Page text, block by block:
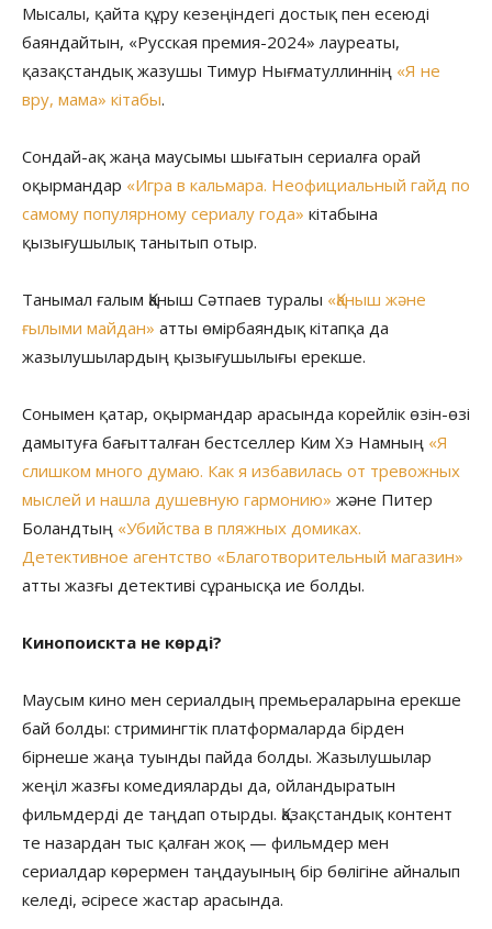
Мысалы, қайта құру кезеңіндегі достық пен есеюді
баяндайтын, «Русская премия-2024» лауреаты,
қазақстандық жазушы Тимур Нығматуллиннің «Я не
вру, мама» кітабы.
Сондай-ақ жаңа маусымы шығатын сериалға орай
оқырмандар «Игра в кальмара. Неофициальный гайд по
самому популярному сериалу года» кітабына
қызығушылық танытып отыр.
Танымал ғалым Қаныш Сәтпаев туралы «Қаныш және
ғылыми майдан» атты өмірбаяндық кітапқа да
жазылушылардың қызығушылығы ерекше.
Сонымен қатар, оқырмандар арасында корейлік өзін-өзі
дамытуға бағытталған бестселлер Ким Хэ Намның «Я
слишком много думаю. Как я избавилась от тревожных
мыслей и нашла душевную гармонию» және Питер
Боландтың «Убийства в пляжных домиках.
Детективное агентство «Благотворительный магазин»
атты жазғы детективі сұранысқа ие болды.
Кинопоискта не көрді?
Маусым кино мен сериалдың премьераларына ерекше
бай болды: стримингтік платформаларда бірден
бірнеше жаңа туынды пайда болды. Жазылушылар
жеңіл жазғы комедияларды да, ойландыратын
фильмдерді де таңдап отырды. Қазақстандық контент
те назардан тыс қалған жоқ — фильмдер мен
сериалдар көрермен таңдауының бір бөлігіне айналып
келеді, әсіресе жастар арасында.